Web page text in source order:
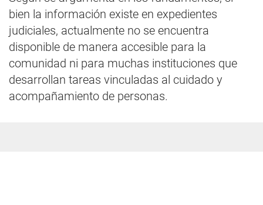
bien la información existe en expedientes
judiciales, actualmente no se encuentra
disponible de manera accesible para la
comunidad ni para muchas instituciones que
desarrollan tareas vinculadas al cuidado y
acompañamiento de personas.